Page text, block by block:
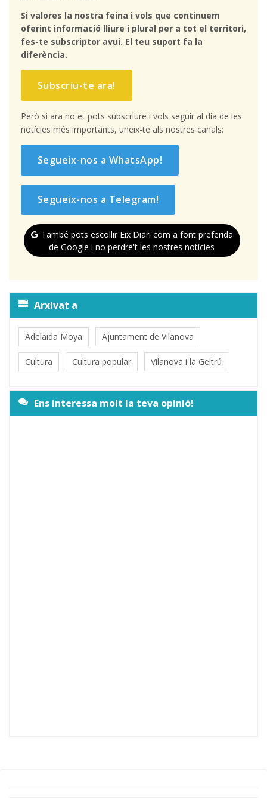
Si valores la nostra feina i vols que continuem
oferint informació lliure i plural per a tot el territori,
fes-te subscriptor avui. El teu suport fa la
diferència.
Subscriu-te ara!
Però si ara no et pots subscriure i vols seguir al dia de les
notícies més importants, uneix-te als nostres canals:
Segueix-nos a WhatsApp!
Segueix-nos a Telegram!
També pots escollir Eix Diari com a font preferida
de Google i no perdre't les nostres notícies
Arxivat a
Adelaida Moya Ajuntament de Vilanova
Cultura Cultura popular Vilanova i la Geltrú
Ens interessa molt la teva opinió!